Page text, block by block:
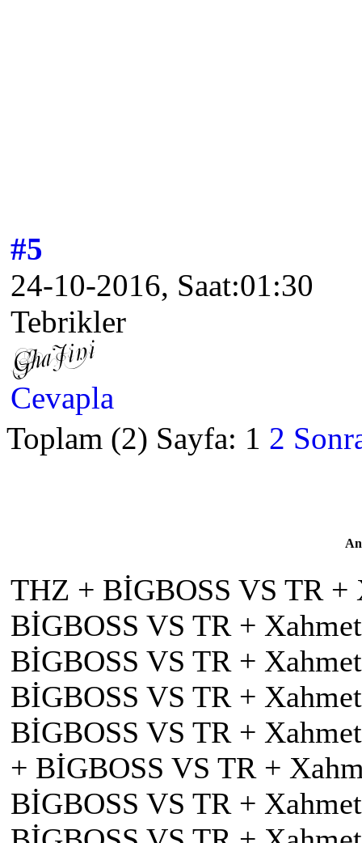
#5
24-10-2016, Saat:01:30
Tebrikler
Cevapla
Toplam (2) Sayfa: 1 2
THZ + BİGBOSS VS TR
BİGBOSS VS TR +
BİGBOSS VS TR +
BİGBOSS VS TR +
BİGBOSS VS TR +
+ BİGBOSS VS TR +
BİGBOSS VS TR +